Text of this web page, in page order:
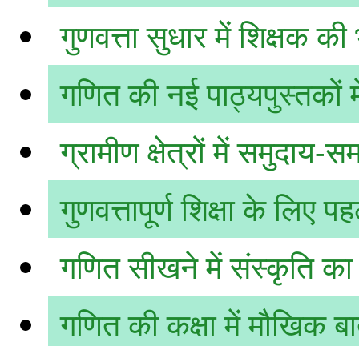
गुणवत्ता सुधार में शिक्षक की
गणित की नई पाठ्यपुस्तकों
ग्रामीण क्षेत्रों में समुदाय-
गुणवत्तापूर्ण शिक्षा के लिए
गणित सीखने में संस्कृति का
गणित की कक्षा में मौखिक